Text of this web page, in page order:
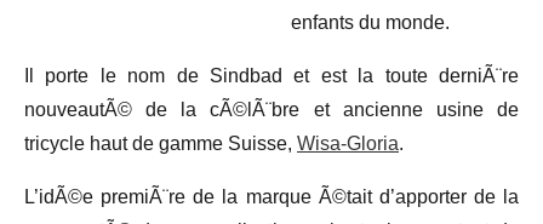
enfants du monde.
Il porte le nom de Sindbad et est la toute derniÃ¨re
nouveautÃ© de la cÃ©lÃ¨bre et ancienne usine de
tricycle haut de gamme Suisse, Wisa-Gloria.
L’idÃ©e premiÃ¨re de la marque Ã©tait d’apporter de la